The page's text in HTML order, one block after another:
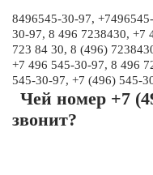
8496545-30-97,
30-97, 8 496 7238430, +7
723 84 30, 8 (496)
+7 496 545-30-97, 8 496
545-30-97, +7 (496) 545-
Чей номер +7
звонит?